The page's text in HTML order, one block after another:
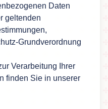
Daten
geltenden
Grundverordnung
Verarbeitung Ihrer
finden Sie in unserer